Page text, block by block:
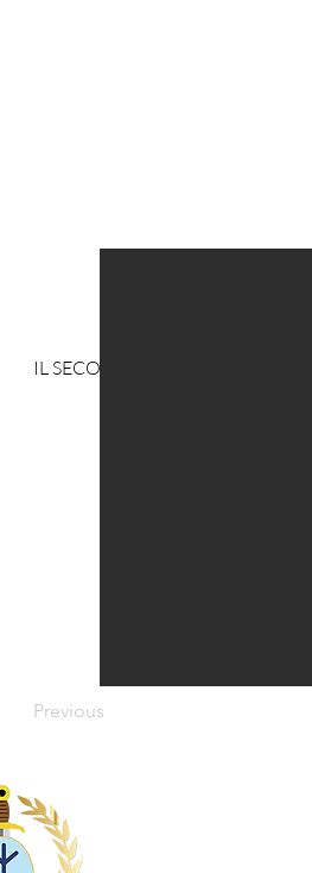
IL SECOLO XIX
Previous